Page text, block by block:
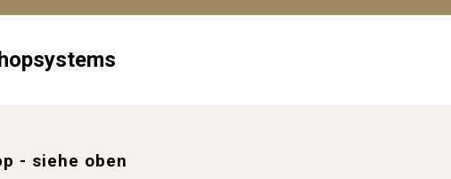
- siehe oben